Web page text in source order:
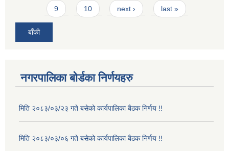
9 10 next › last »
बाँकी
नगरपालिका बोर्डका निर्णयहरु
मिति २०८३/०३/२३ गते बसेको कार्यपालिका बैठक निर्णय !!
मिति २०८३/०३/०६ गते बसेको कार्यपालिका बैठक निर्णय !!